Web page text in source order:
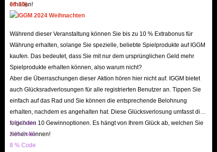
erhalten!
08:00).
Während dieser Veranstaltung können Sie bis zu 10 % Extrabonus für
Währung erhalten, solange Sie spezielle, beliebte Spielprodukte auf IGGM
kaufen. Das bedeutet, dass Sie mit nur dem ursprünglichen Geld mehr
Spielprodukte erhalten können, also warum nicht?
Aber die Überraschungen dieser Aktion hören hier nicht auf. IGGM bietet
auch Glücksradverlosungen für alle registrierten Benutzer an. Tippen Sie
einfach auf das Rad und Sie können die entsprechende Belohnung
erhalten, nachdem es angehalten hat. Diese Glücksverlosung umfasst die
folgenden 10 Gewinnoptionen. Es hängt von Ihrem Glück ab, welchen Sie
ziehen können!
3 % Code
5 % Code
8 % Code